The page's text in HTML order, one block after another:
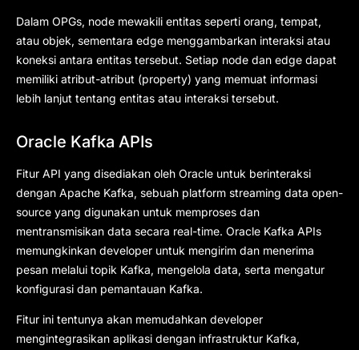
Dalam OPGs, node mewakili entitas seperti orang, tempat,
atau objek, sementara edge menggambarkan interaksi atau
koneksi antara entitas tersebut. Setiap node dan edge dapat
memiliki atribut-atribut (property) yang memuat informasi
lebih lanjut tentang entitas atau interaksi tersebut.
Oracle Kafka APIs
Fitur API yang disediakan oleh Oracle untuk berinteraksi
dengan Apache Kafka, sebuah platform streaming data open-
source yang digunakan untuk memproses dan
mentransmisikan data secara real-time. Oracle Kafka APIs
memungkinkan developer untuk mengirim dan menerima
pesan melalui topik Kafka, mengelola data, serta mengatur
konfigurasi dan pemantauan Kafka.
Fitur ini tentunya akan memudahkan developer
mengintegrasikan aplikasi dengan infrastruktur Kafka,